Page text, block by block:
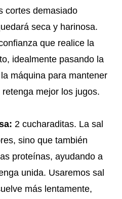
cortes demasiado
seca y harinosa.
que realice la
idealmente pasando la
máquina para mantener
mejor los jugos.
2 cucharaditas. La sal
sino que también
proteínas, ayudando a
unida. Usaremos sal
más lentamente,